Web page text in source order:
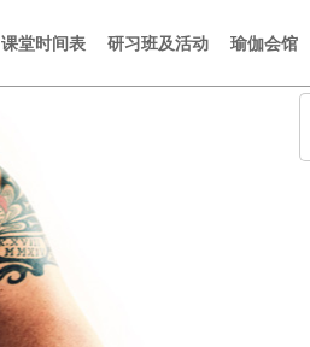
课堂时间表 研习班及活动 瑜伽会馆